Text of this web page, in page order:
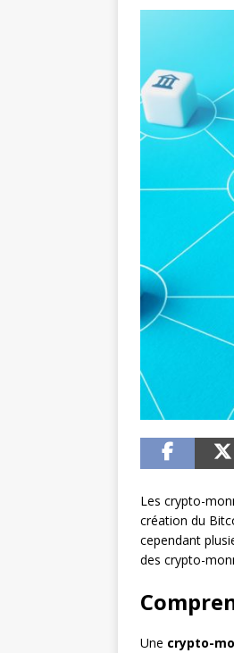
Les crypto-
création du
cependant
des crypto-
Une crypto-